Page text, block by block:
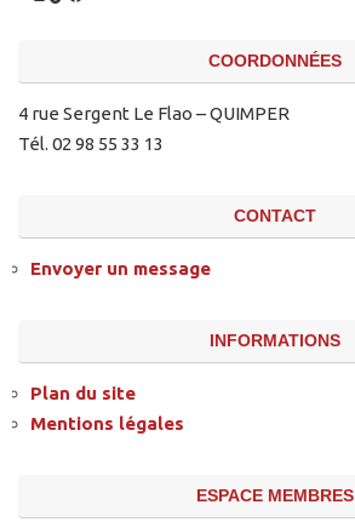
COORDONNÉES
4 rue Sergent Le Flao – QUIMPER
Tél. 02 98 55 33 13
CONTACT
Envoyer un message
INFORMATIONS
Plan du site
Mentions légales
ESPACE MEMBRES